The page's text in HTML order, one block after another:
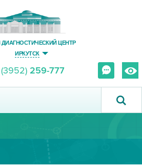
ДИАГНОСТИЧЕСКИЙ ЦЕНТР
ИРКУТСК
259-777